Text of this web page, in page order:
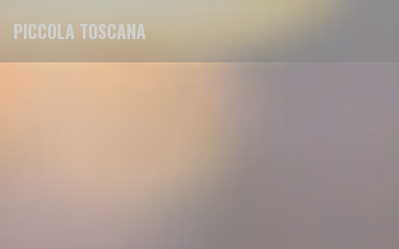
PICCOLA TOSCANA